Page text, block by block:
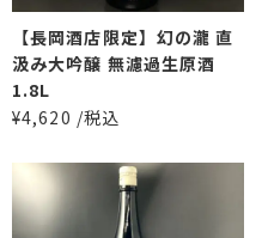
【長岡酒店限定】幻の瀧 直
汲み大吟醸 無濾過生原酒
1.8L
¥4,620 /税込